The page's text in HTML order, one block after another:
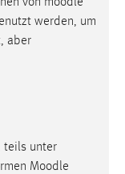
werden, um
aber
teils unter
Moodle